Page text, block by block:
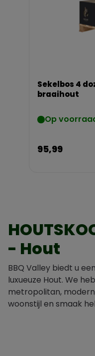
Sekelbos 4
braaihout
Op
95,99
- Hout
BBQ Valley biedt u
luxueuze Hout. We
metropolitan,
woonstijl en smaak